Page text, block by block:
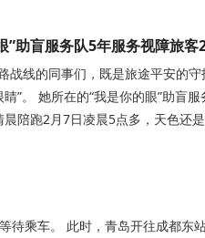
助盲服务队5年服务视障旅客
线的同事们，既是旅途平安的
”。 她所在的“我是你的眼”助盲
陪跑2月7日凌晨5点多，天色还
乘车。 此时，青岛开往成都东